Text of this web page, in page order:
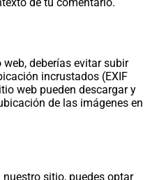
deberías evitar subir
incrustados (EXIF
web pueden descargar y
de las imágenes en
sitio, puedes optar